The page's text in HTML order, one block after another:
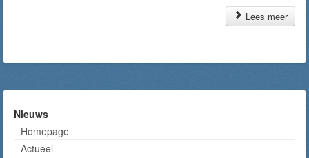
Lees meer
Nieuws
Homepage
Actueel